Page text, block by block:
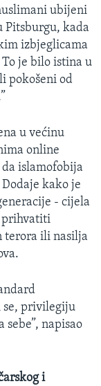
ubijeni
Pitsburgu, kada
izbjeglicama
je bilo istina u
pokošeni od
u većinu
online
islamofobija
kako je
- cijela
prihvatiti
terora ili nasilja
privilegiju
napisao
i